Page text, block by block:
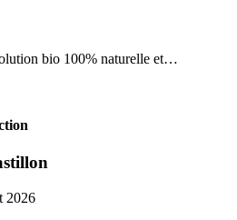
bio 100% naturelle et…
2026